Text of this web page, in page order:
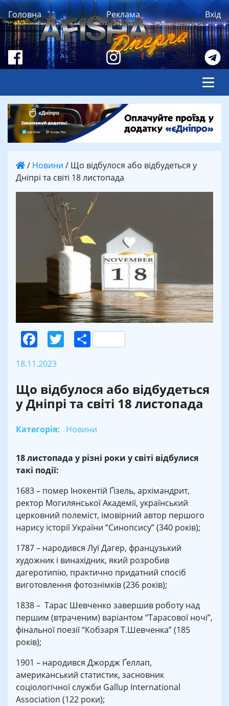
Головна Реклама Вхід
/ Новини / Що відбулося або відбудеться у
Дніпрі та світі 18 листопада
Facebook
Twitter
Поділитися
18.11.2023
Що відбулося або відбудеться
у Дніпрі та світі 18 листопада
Категорія: Новини
18 листопада у різні роки у світі відбулися
такі події:
1683 – помер Інокентій Ґізель, архімандрит,
ректор Могилянської Академії, український
церковний полеміст, імовірний автор першого
нарису історії України “Синопсису” (340 років);
1787 – народився Луї Дагер, французький
художник і винахідник, який розробив
дагеротипію, практично придатний спосіб
виготовлення фотознімків (236 років);
1838 – Тарас Шевченко завершив роботу над
першим (втраченим) варіантом “Тарасової ночі”,
фінальної поезії “Кобзаря Т.Шевченка” (185
років);
1901 – народився Джордж Ґеллап,
американський статистик, засновник
соціологічної служби Gallup International
Association (122 роки);